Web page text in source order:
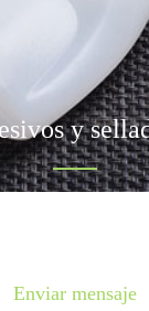
y
Enviar mensaje